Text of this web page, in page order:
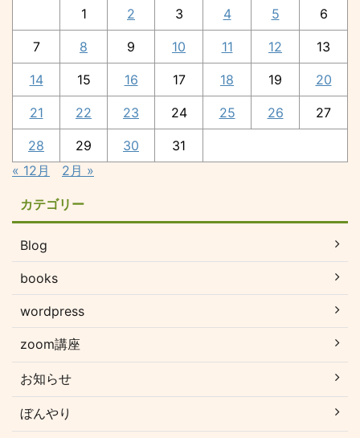
1 2 3 4 5 6
7 8 9 10 11 12 13
14 15 16 17 18 19 20
21 22 23 24 25 26 27
28 29 30
31
« 12月
2月 »
カテゴリー
Blog
books
wordpress
zoom講座
お知らせ
ぼんやり